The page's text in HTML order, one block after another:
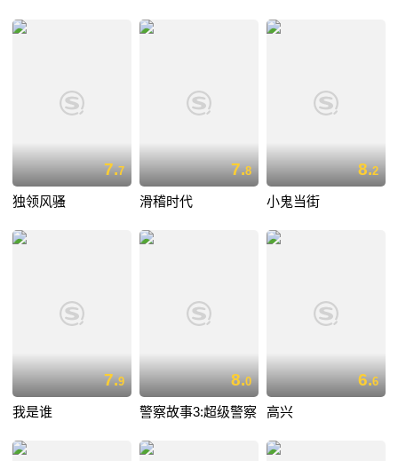
7.7
独领风骚
7.8
滑稽时代
8.2
小鬼当街
7.9
我是谁
8.0
警察故事3:超级警察
6.6
高兴